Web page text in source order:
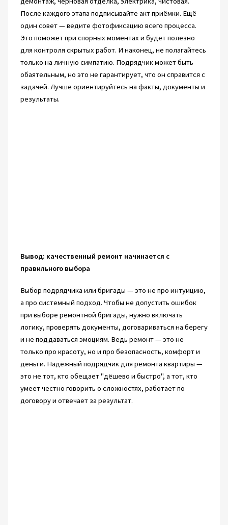
После каждого этапа подписывайте акт приёмки. Ещё
один совет — ведите фотофиксацию всего процесса.
Это поможет при спорных моментах и будет полезно
для контроля скрытых работ. И наконец, не полагайтесь
только на личную симпатию. Подрядчик может быть
обаятельным, но это не гарантирует, что он справится с
задачей. Лучше ориентируйтесь на факты, документы и
результаты.
Вывод: качественный ремонт начинается с
правильного выбора
Выбор подрядчика или бригады — это не про интуицию,
а про системный подход. Чтобы не допустить ошибок
при выборе ремонтной бригады, нужно включать
логику, проверять документы, договариваться на берегу
и не поддаваться эмоциям. Ведь ремонт — это не
только про красоту, но и про безопасность, комфорт и
деньги. Надёжный подрядчик для ремонта квартиры —
это не тот, кто обещает "дёшево и быстро", а тот, кто
умеет честно говорить о сложностях, работает по
договору и отвечает за результат.